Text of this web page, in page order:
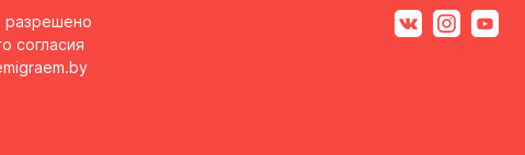
разрешено
согласия